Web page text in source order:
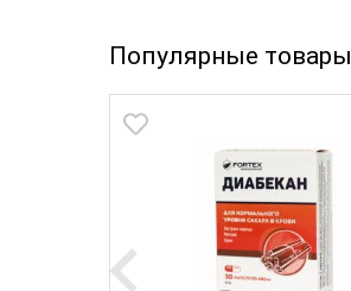
Популярные товары